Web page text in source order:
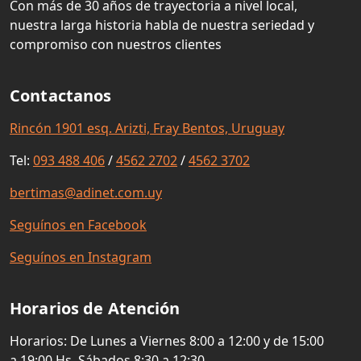
Con más de 30 años de trayectoria a nivel local,
nuestra larga historia habla de nuestra seriedad y
compromiso con nuestros clientes
Contactanos
Rincón 1901 esq. Arizti, Fray Bentos, Uruguay
Tel: 093 488 406/4562 2702/4562 3702
bertimas@adinet.com.uy
Seguínos en Facebook
Seguínos en Instagram
Horarios de Atención
Horarios: De Lunes a Viernes 8:00 a 12:00 y de 15:00